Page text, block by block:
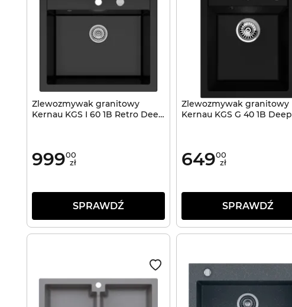
Zlewozmywak granitowy
Kernau KGS I 60 1B Retro Deep
99900
zł
SPRAWDŹ
Zlewozmywak granitowy
Kernau KGS G 40 1B Deep
64900
zł
SPRAWDŹ